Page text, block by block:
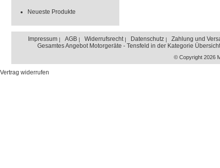
Neueste Produkte
Impressum AGB Widerrufsrecht Datenschutz
Zahlung und
Gesamtes Angebot Motorgeräte - Tensfeld in der Kategorie Übersicht
© Copyright 2026
Vertrag widerrufen